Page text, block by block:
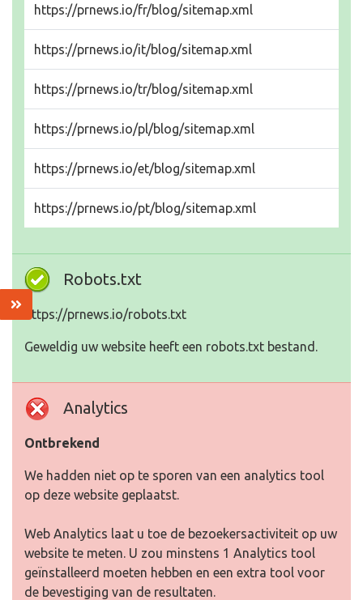
https://prnews.io/fr/blog/sitemap.xml
https://prnews.io/it/blog/sitemap.xml
https://prnews.io/tr/blog/sitemap.xml
https://prnews.io/pl/blog/sitemap.xml
https://prnews.io/et/blog/sitemap.xml
https://prnews.io/pt/blog/sitemap.xml
Robots.txt
https://prnews.io/robots.txt
Geweldig uw website heeft een robots.txt bestand.
Analytics
Ontbrekend
We hadden niet op te sporen van een analytics tool
op deze website geplaatst.
Web Analytics laat u toe de bezoekersactiviteit op uw
website te meten. U zou minstens 1 Analytics tool
geïnstalleerd moeten hebben en een extra tool voor
de bevestiging van de resultaten.